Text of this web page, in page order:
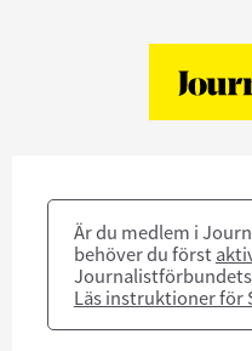
Är du medlem i
behöver du först
Journalistförbundets
Läs instruktioner för